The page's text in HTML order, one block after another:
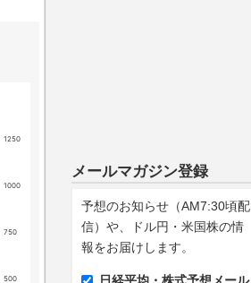
500
750
1000
1250
メールマガジン登録
予想のお知らせ（AM7:30頃配
信）や、ドル円・米国株の情
報をお届けします。